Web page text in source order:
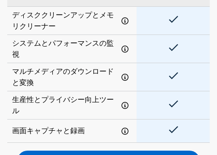
ディスククリーンアップとメモ
リクリーナー
システムとパフォーマンスの監
視
マルチメディアのダウンロード
と変換
生産性とプライバシー向上ツー
ル
画面キャプチャと録画